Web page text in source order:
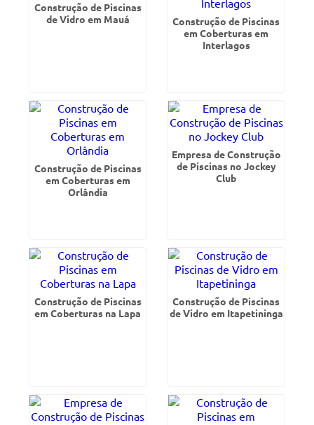
Construção de Piscinas
de Vidro em Mauá
Construção de Piscinas
em Coberturas em
Interlagos
Construção de Piscinas
em Coberturas em
Orlândia
Empresa de Construção
de Piscinas no Jockey
Club
Construção de Piscinas
em Coberturas na Lapa
Construção de Piscinas
de Vidro em Itapetininga